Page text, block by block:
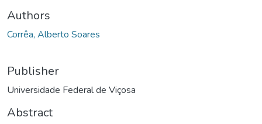
Authors
Corrêa, Alberto Soares
Publisher
Universidade Federal de Viçosa
Abstract